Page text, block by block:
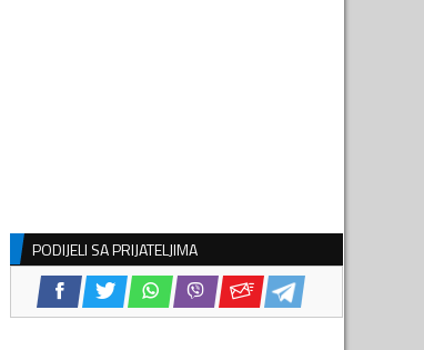
PODIJELI SA PRIJATELJIMA